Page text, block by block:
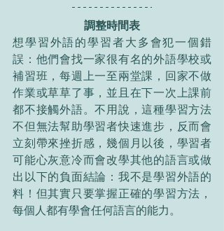
調整時間表
想學習外語的學習者大多會犯一個錯
誤：他們會找一家很有名的外語學校或
補習班，每週上一至兩堂課，回家不做
作業或草草了事，並且在下一次上課前
都不接觸外語。不用說，這種學習方法
不但無法幫助學習者快速進步，反而會
立刻帶來挫折感，幾個月以後，學習者
可能心灰意冷而會改學其他的語言或做
出以下的負面結論：我不是學習外語的
料！但其實只要掌握正確的學習方法，
每個人都有學會任何語言的能力。